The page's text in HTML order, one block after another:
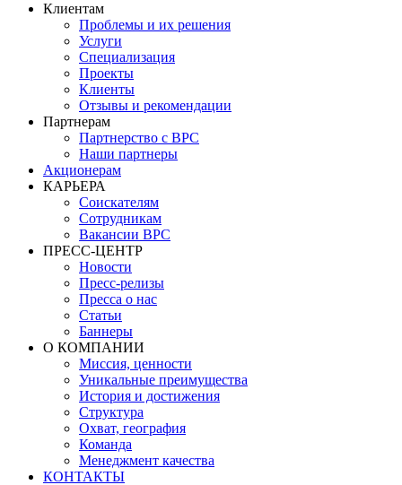
Клиентам
Проблемы и их решения
Услуги
Специализация
Проекты
Клиенты
Отзывы и рекомендации
Партнерам
Партнерство с BPC
Наши партнеры
Акционерам
КАРЬЕРА
Соискателям
Сотрудникам
Вакансии BPC
ПРЕСС-ЦЕНТР
Новости
Пресс-релизы
Пресса о нас
Статьи
Баннеры
О КОМПАНИИ
Миссия, ценности
Уникальные преимущества
История и достижения
Структура
Охват, география
Команда
Менеджмент качества
КОНТАКТЫ